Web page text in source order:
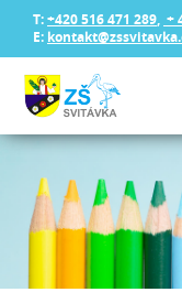
T:+420 516 471 289, +
E: